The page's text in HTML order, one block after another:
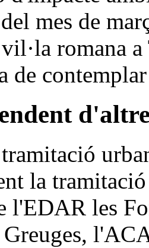
mes de
romana
de
la
l'EDAR les